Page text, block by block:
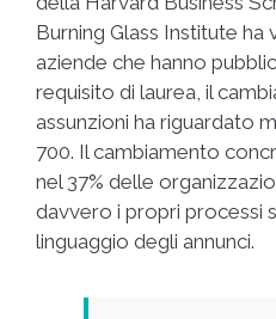
Burning Glass Institute ha
aziende che hanno
requisito di laurea, il
assunzioni ha riguardato
700. Il cambiamento
nel 37% delle
davvero i propri processi
linguaggio degli annunci.